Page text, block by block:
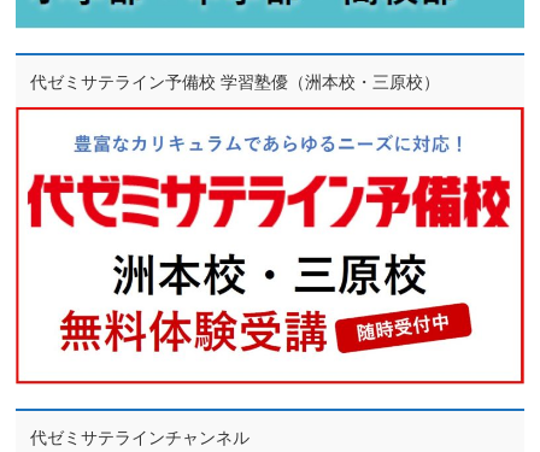
代ゼミサテライン予備校 学習塾優（洲本校・三原校）
代ゼミサテラインチャンネル